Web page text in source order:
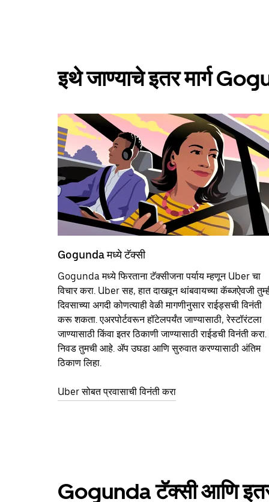
इथे जाण्याचे इतर मार्ग
Gogunda मध्ये टॅक्सी
Gogunda मध्ये फिरताना टॅक्सीजना पर्याय म्हणून Uber चा
विचार करा. Uber सह, हात दाखवून थांबवायच्या कॅब्जऐवजी
दिवसाच्या अगदी कोणत्याही वेळी मागणीनुसार राईड्सची विनंती
करू शकता. एअरपोर्टवरून हॉटेलपर्यंत जाण्यासाठी, रेस्टॉरंटला
जाण्यासाठी किंवा इतर‍ ठिकाणी जाण्यासाठी राईडची विनंती करा.
निवड तुमची आहे. ॲप उघडा आणि सुरुवात करण्यासाठी अंतिम
ठिकाण लिहा.
Uber सोबत प्रवासाची विनंती करा
Gogunda टॅक्सी आणि इतर